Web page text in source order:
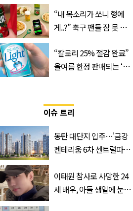
“내 목소리가 쏘니 형에
게..?” 축구 팬들 잠 못 들
트
“칼로리 25% 절감 완료”
올여름 한정 판매되는 ‘최
이슈 트리
동탄 대단지 입주…'금강
펜테리움 6차 센트럴파크'
는?
이태원 참사로 사망한 24
세 배우, 아들 생일에 눈물